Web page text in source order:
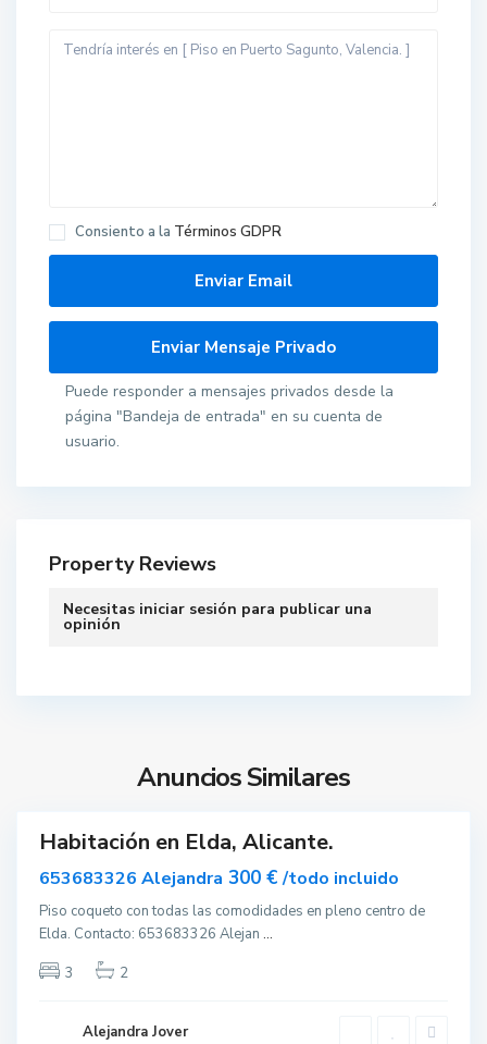
Consiento a la Términos GDPR
Puede responder a mensajes privados desde la
página "Bandeja de entrada" en su cuenta de
usuario.
Property Reviews
Necesitas iniciar sesión para publicar una
opinión
Anuncios Similares
Habitación en Elda, Alicante.
653683326 Alejandra 300 €/todo incluido
Piso coqueto con todas las comodidades en pleno centro de
Elda. Contacto: 653683326 Alejan ...
3
2
Alejandra Jover
V
l
è
n